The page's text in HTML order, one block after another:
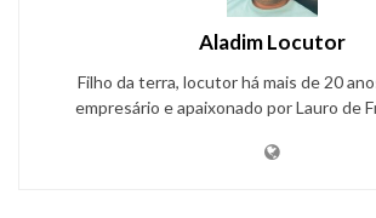
Aladim Locutor
Filho da terra, locutor há mais de 20
empresário e apaixonado por Lauro de